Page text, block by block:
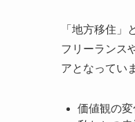
「地方移住
フリーランス
アとなってい
価値観の